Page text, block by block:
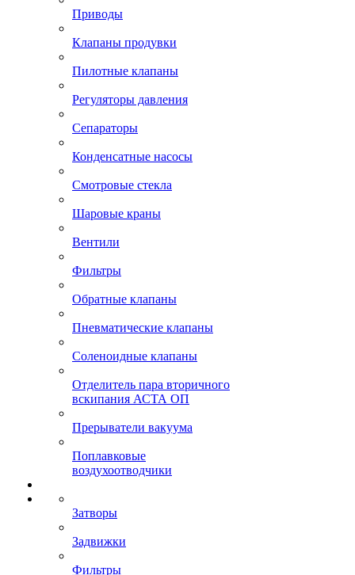
Приводы
Клапаны продувки
Пилотные клапаны
Регуляторы давления
Сепараторы
Конденсатные насосы
Смотровые стекла
Шаровые краны
Вентили
Фильтры
Обратные клапаны
Пневматические клапаны
Соленоидные клапаны
Отделитель пара вторичного
вскипания АСТА ОП
Прерыватели вакуума
Поплавковые
воздухоотводчики
Затворы
Задвижки
Фильтры